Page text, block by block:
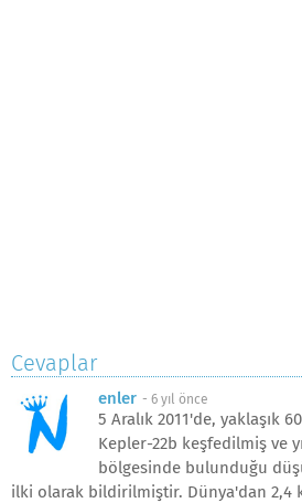
Cevaplar
enler - 6 yıl önce
5 Aralık 2011'de, yaklaşık
Kepler-22b keşfedilmiş ve
bölgesinde bulunduğu
ilki olarak bildirilmiştir. Dünya'dan 2,4